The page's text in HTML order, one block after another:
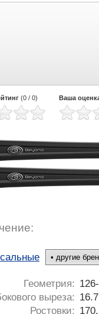
(0 / 0) Ваша
Геометрия:
выреза:
Ростовки: